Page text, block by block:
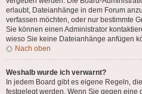
erlaubt, Dateianhänge in dem Forum
verfassen möchten, oder nur bestimmte
Sie können einen Administrator
wieso Sie keine Dateianhänge anfügen
Nach oben
Weshalb wurde ich verwarnt?
In jedem Board gibt es eigene Regeln,
festgelegt werden. Wenn Sie gegen eine